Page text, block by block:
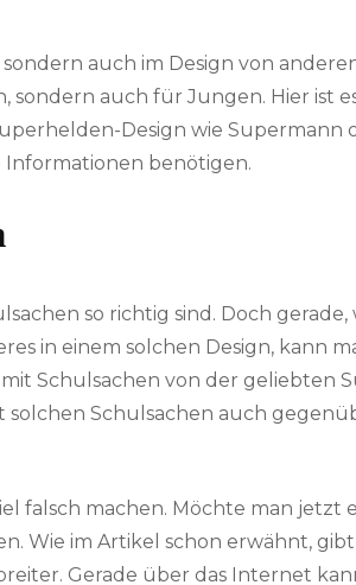
auch im Design von
auch für Jungen. Hier ist
Design wie Supermann
Informationen benötigen.
so richtig sind. Doch gerade,
in einem solchen Design, kann
Schulsachen von der geliebten
Schulsachen auch
falsch machen. Möchte man jetzt
Wie im Artikel schon erwähnt,
Gerade über das Internet